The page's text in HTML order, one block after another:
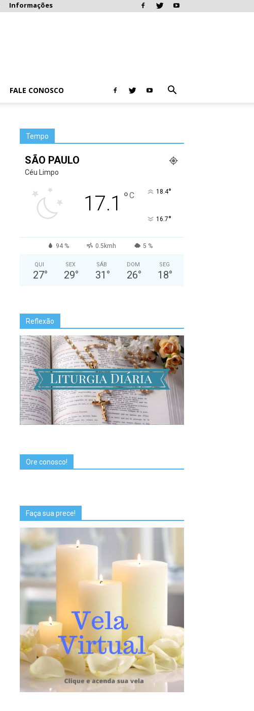
Informações
FALE CONOSCO
Tempo
SÃO PAULO
Céu Limpo
17.1 °C 18.4°
16.7°
94 % 0.5kmh 5 %
QUI
27°
SEX
29°
SÁB
31 °
DOM
26°
SEG
18°
Reflexão
Ore conosco!
Faça sua prece!